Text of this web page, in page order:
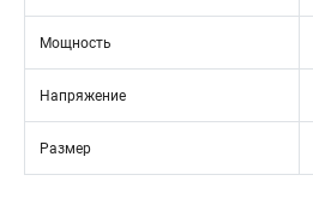
Мощность
Напряжение
Размер